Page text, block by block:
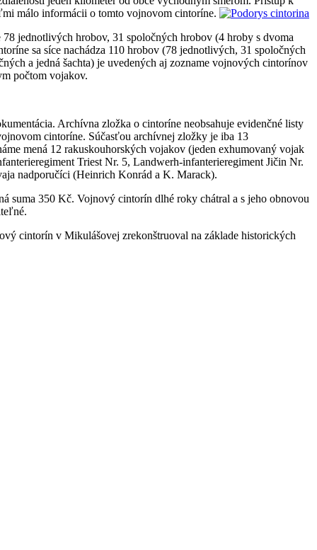
málo informácii o tomto vojnovom cintoríne.
jednotlivých hrobov, 31 spoločných hrobov (4 hroby s dvoma
sa síce nachádza 110 hrobov (78 jednotlivých, 31 spoločných
a jedná šachta) je uvedených aj zozname vojnových cintorínov
počtom vojakov.
Archívna zložka o cintoríne neobsahuje evidenčné listy
cintoríne. Súčasťou archívnej zložky je iba 13
mená 12 rakuskouhorských vojakov (jeden exhumovaný vojak
Triest Nr. 5, Landwerh-infanterieregiment Jičin Nr.
nadporučíci (Heinrich Konrád a K. Marack).
suma 350 Kč. Vojnový cintorín dlhé roky chátral a s jeho obnovou
cintorín v Mikulášovej zrekonštruoval na základe historických